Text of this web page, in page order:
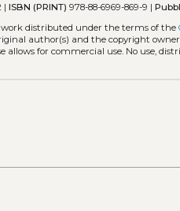
|ISBN (PRINT) 978-88-6969-869-9 |
work distributed under the terms of the
author(s) and the copyright
allows for commercial use. No use,